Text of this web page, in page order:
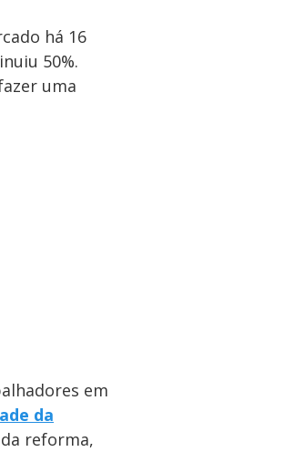
há 16
50%.
uma
em
da
reforma,